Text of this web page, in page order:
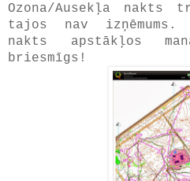
Ozona/Ausekļa nakts
tajos nav izņēmums.
nakts apstākļos
briesmīgs!